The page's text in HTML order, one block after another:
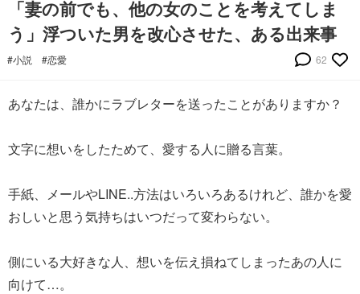
「妻の前でも、他の女のことを考えてしま
う」浮ついた男を改心させた、ある出来事
#小説 #恋愛 62
あなたは、誰かにラブレターを送ったことがありますか？
文字に想いをしたためて、愛する人に贈る言葉。
手紙、メールやLINE..方法はいろいろあるけれど、誰かを愛
おしいと思う気持ちはいつだって変わらない。
側にいる大好きな人、想いを伝え損ねてしまったあの人に
向けて…。